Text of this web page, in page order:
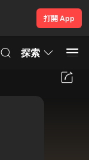
打開 App
探索